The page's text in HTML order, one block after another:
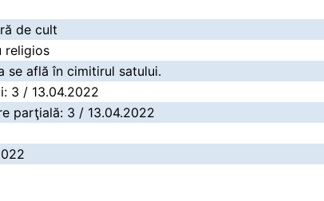
de cult
religios
se află în cimitirul satului.
3 / 13.04.2022
parţială: 3 / 13.04.2022